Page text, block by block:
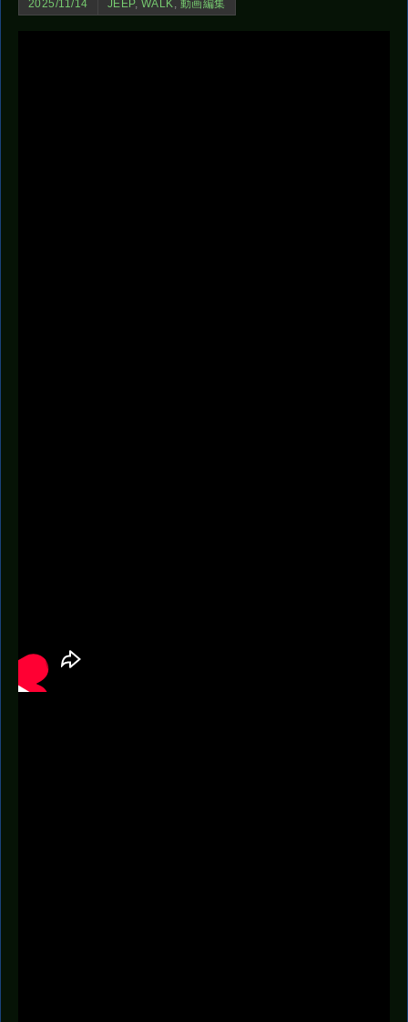
2025/11/14 JEEP, WALK, 動画編集